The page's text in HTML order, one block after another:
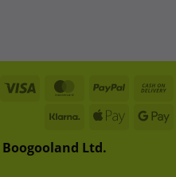
Ltd.
Visa MasterCard
PayPal
KlarnaApple